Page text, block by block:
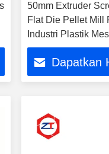
50mm Extruder
Flat Die Pellet Mill
Industri Plastik
Komersial
Dapatkan